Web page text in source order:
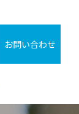
お問い合わせ